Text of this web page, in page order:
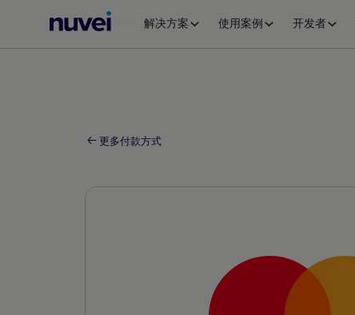
Nuvei解决方案 使用案例 开发者
更多付款方式